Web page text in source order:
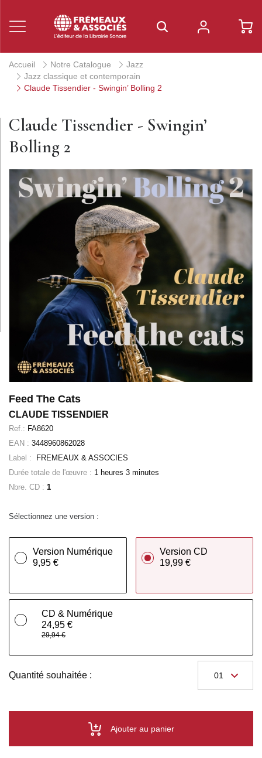
Accueil Notre Catalogue
Jazz
Jazz classique et contemporain
Claude Tissendier - Swingin’ Bolling 2
Claude Tissendier - Swingin’
Bolling 2
Feed The Cats
CLAUDE TISSENDIER
Ref.: FA8620
EAN : 3448960862028
Label :
FREMEAUX & ASSOCIES
Durée totale de l'œuvre : 1 heures 3 minutes
Nbre. CD : 1
Sélectionnez une version :
Version Numérique
9,95 €
Version CD
19,99 €
CD & Numérique
24,95 €
29,94 €
Quantité souhaitée :
Ajouter au panier